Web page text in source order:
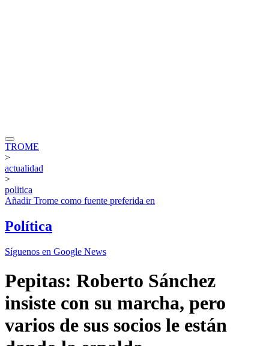
TROME
>
actualidad
>
politica
AñadirTrome como fuente preferida en
Política
Síguenos en Google News
Pepitas: Roberto Sánchez
insiste con su marcha, pero
varios de sus socios le están